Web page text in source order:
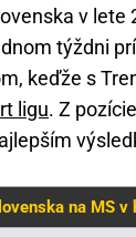
v lete
týždni
keďže s
ligu. Z
na MS